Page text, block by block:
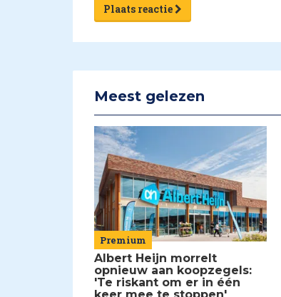
Plaats reactie
Meest gelezen
Premium
Albert Heijn morrelt
opnieuw aan koopzegels:
'Te riskant om er in één
keer mee te stoppen'